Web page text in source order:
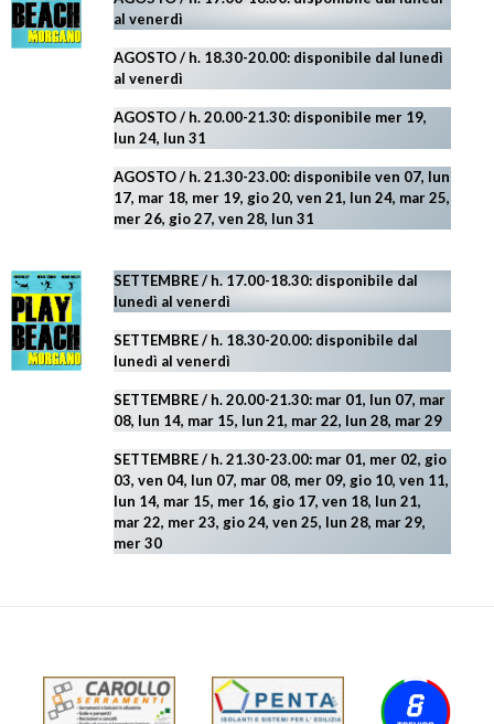
al venerdì
AGOSTO/ h. 18.30-20.00: disponibile dal lunedì
al venerdì
AGOSTO / h. 20.00-21.30: disponibile mer 19,
lun 24, lun 31
AGOSTO/ h. 21.30-23.00: disponibile ven 07, lun
17, mar 18, mer 19, gio 20, ven 21, lun 24, mar 25,
mer 26, gio 27, ven 28, lun 31
SETTEMBRE / h. 17.00-18.30: disponibile dal
lunedì al venerdì
SETTEMBRE / h. 18.30-20.00: disponibile dal
lunedì al venerdì
SETTEMBRE / h. 20.00-21.30: mar 01, lun 07, mar
08, lun 14, mar 15, lun 21, mar 22, lun 28, mar 29
SETTEMBRE / h. 21.30-23.00: mar 01, mer 02, gio
03, ven 04, lun 07, mar 08, mer 09, gio 10, ven 11,
lun 14, mar 15, mer 16, gio 17, ven 18, lun 21,
mar 22, mer 23, gio 24, ven 25, lun 28, mar 29,
mer 30